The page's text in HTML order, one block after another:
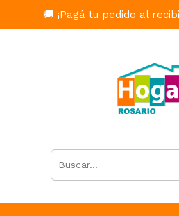
🚚 ¡Pagá tu pedido al